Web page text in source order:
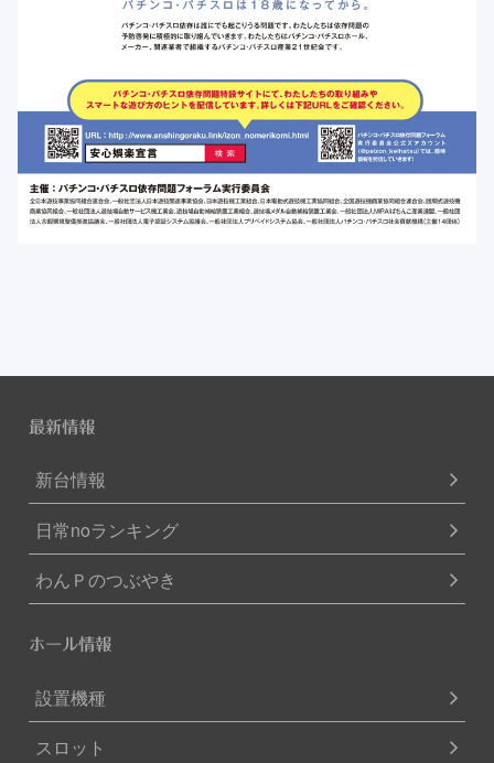
最新情報
新台情報
日常noランキング
わんＰのつぶやき
ホール情報
設置機種
スロット